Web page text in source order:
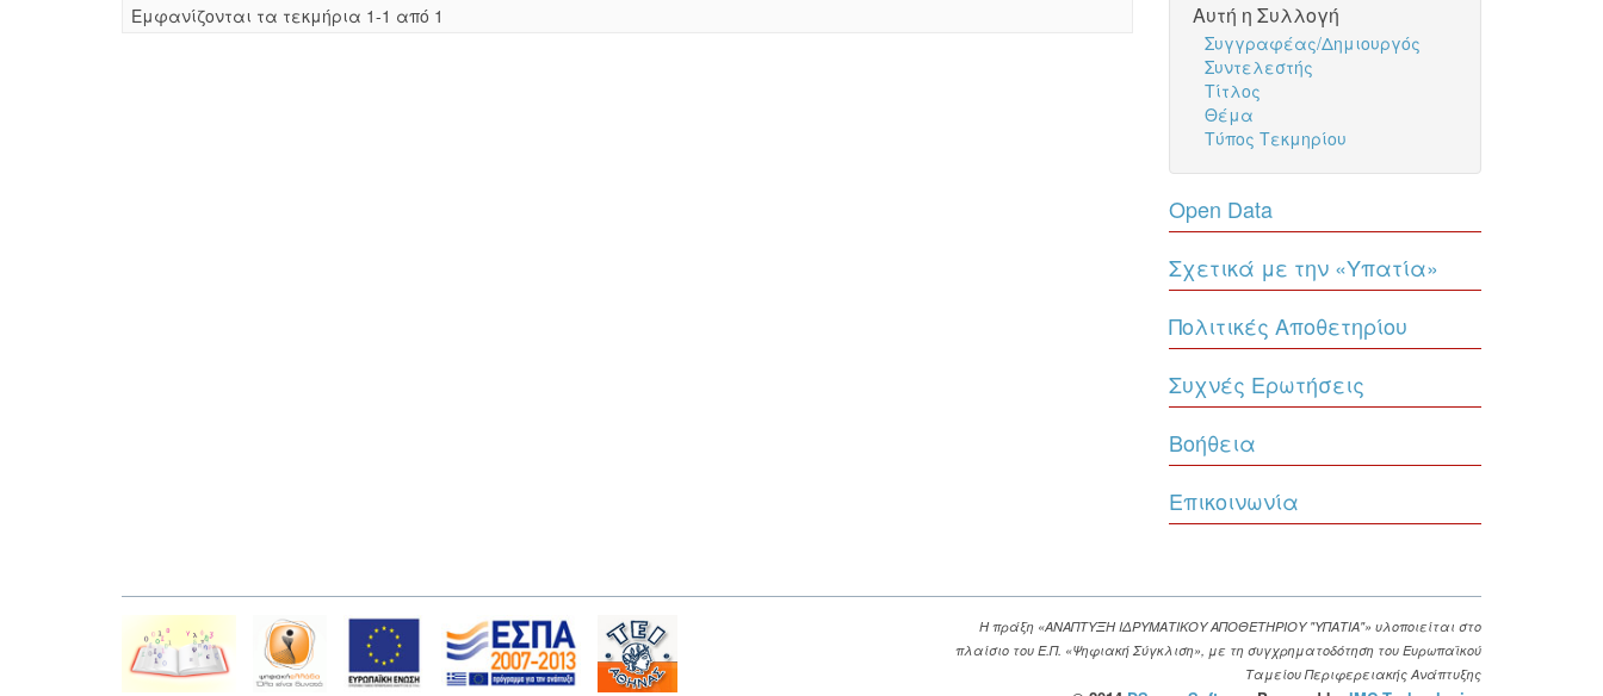
Eμφανίζονται τα τεκμήρια 1-1 από 1 Αυτή η Συλλογή
Συγγραφέας/Δημιουργός
Συντελεστής
Τίτλος
Θέμα
Τύπος Τεκμηρίου
Open Data
Σχετικά με την «Υπατία»
Πολιτικές Αποθετηρίου
Συχνές Ερωτήσεις
Βοήθεια
Επικοινωνία
Η πράξη «ΑΝΑΠΤΥΞΗ ΙΔΡΥΜΑΤΙΚΟΥ ΑΠΟΘΕΤΗΡΙΟΥ "ΥΠΑΤΙΑ"» υλοποιείται στο
πλαίσιο του Ε.Π. «Ψηφιακή Σύγκλιση», με τη συγχρηματοδότηση του Ευρωπαϊκού
Ταμείου Περιφερειακής Ανάπτυξης